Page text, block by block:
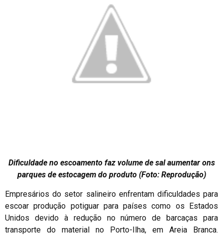
Dificuldade no escoamento faz volume de sal aumentar ons
parques de estocagem do produto (Foto: Reprodução)
Empresários do setor salineiro enfrentam dificuldades para
escoar produção potiguar para países como os Estados
Unidos devido à redução no número de barcaças para
transporte do material no Porto-Ilha, em Areia Branca.